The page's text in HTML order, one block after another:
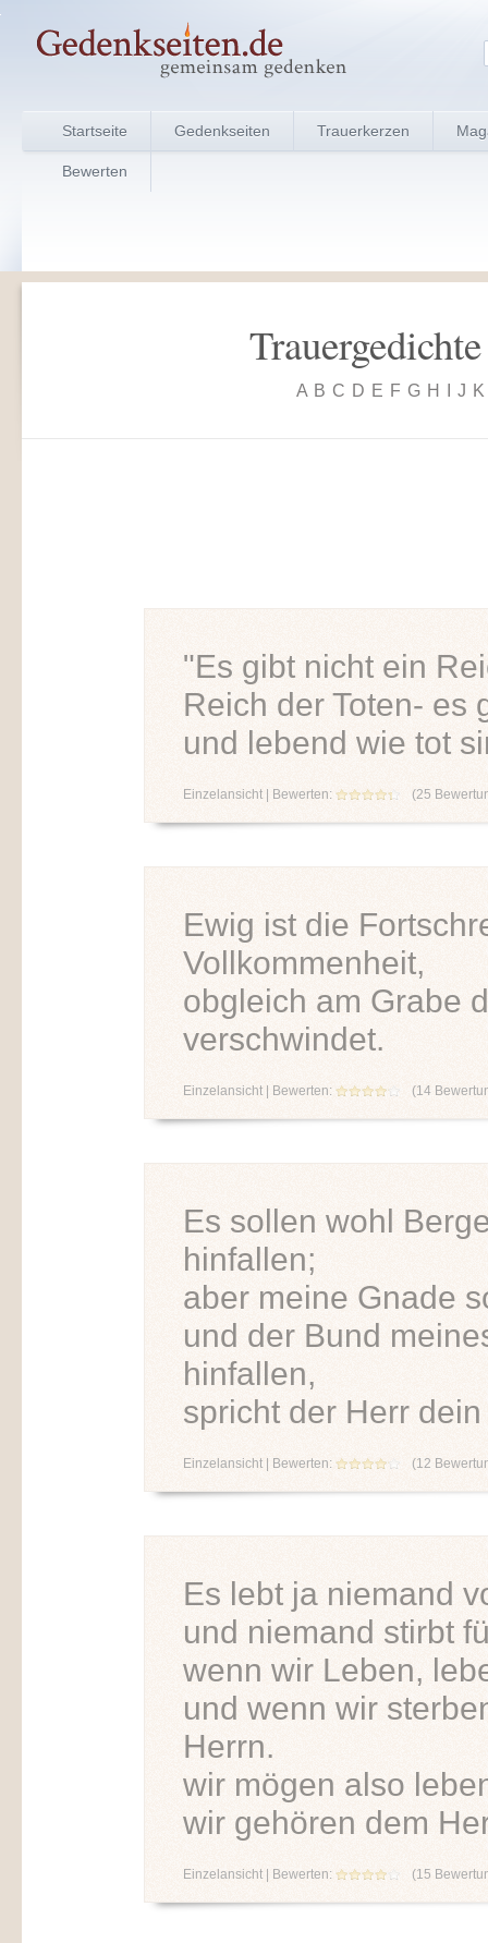
Startseite Gedenkseiten Trauerkerzen
Bewerten
A B C D E F G H J K
"Es gibt nicht ein
Reich der Toten- es
und lebend wie tot
Einzelansicht| Bewerten: (25
Ewig ist die
Vollkommenheit,
obgleich am Grabe
verschwindet.
Einzelansicht | Bewerten: (14
Es sollen wohl
hinfallen;
aber meine Gnade
und der Bund
hinfallen,
spricht der Herr
Einzelansicht | Bewerten: (12
Es lebt ja niemand
und niemand stirbt
wenn wir Leben,
und wenn wir
Herrn.
wir mögen also
wir gehören dem
Einzelansicht| Bewerten: (15